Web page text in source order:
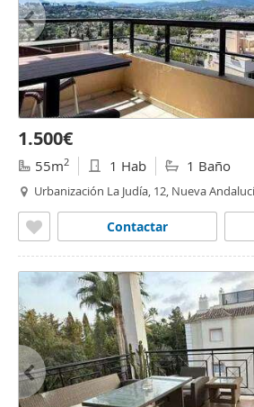
1.500€
55m2 1 Hab 1 Baño
Urbanización La Judía, 12, Nueva
Contactar